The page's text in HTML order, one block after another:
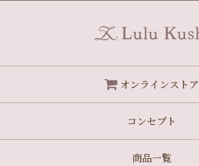
オンラインストア
コンセプト
商品一覧